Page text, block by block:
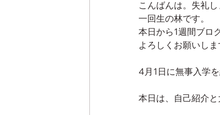
こんばんは。失礼
一回生の林です。
本日から1週間ブロ
よろしくお願いし
4月1日に無事入学
本日は、自己紹介